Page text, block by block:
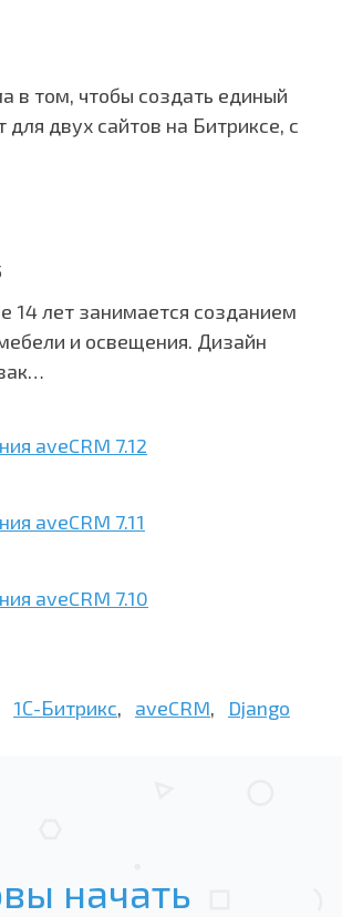
в том, чтобы создать единый
для двух сайтов на Битриксе, с
14 лет занимается созданием
и освещения. Дизайн
aveCRM 7.12
aveCRM 7.11
aveCRM 7.10
1С-Битрикс, aveCRM, Django
начать